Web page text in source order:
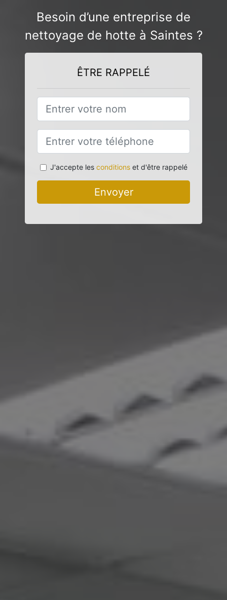
Besoin d’une entreprise de
nettoyage de hotte à Saintes ?
ÊTRE RAPPELÉ
J'accepte les conditionset d'être rappelé
Envoyer